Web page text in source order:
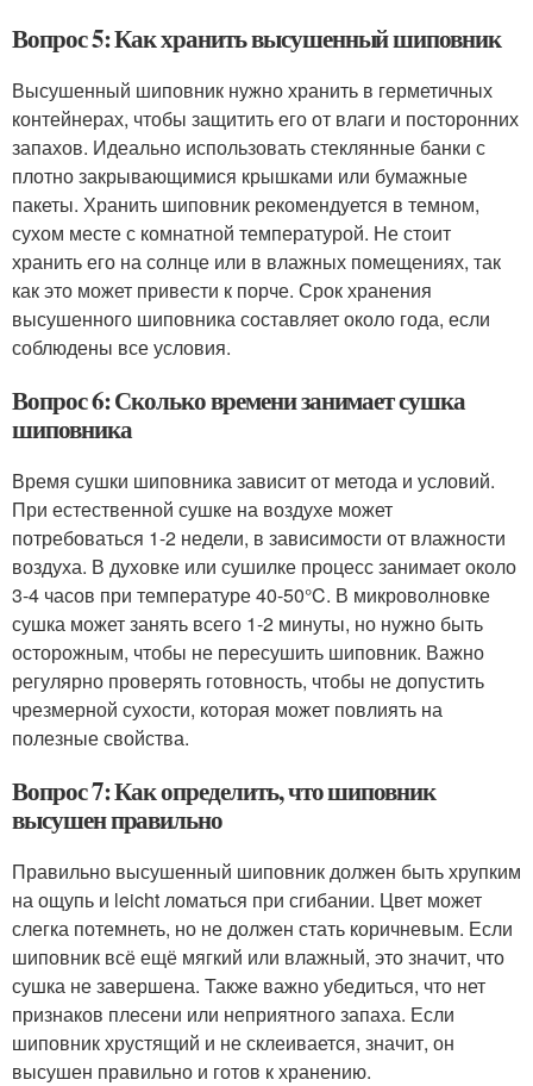
Вопрос 5: Как хранить высушенный шиповник
Высушенный шиповник нужно хранить в герметичных
контейнерах, чтобы защитить его от влаги и посторонних
запахов. Идеально использовать стеклянные банки с
плотно закрывающимися крышками или бумажные
пакеты. Хранить шиповник рекомендуется в темном,
сухом месте с комнатной температурой. Не стоит
хранить его на солнце или в влажных помещениях, так
как это может привести к порче. Срок хранения
высушенного шиповника составляет около года, если
соблюдены все условия.
Вопрос 6: Сколько времени занимает сушка
шиповника
Время сушки шиповника зависит от метода и условий.
При естественной сушке на воздухе может
потребоваться 1-2 недели, в зависимости от влажности
воздуха. В духовке или сушилке процесс занимает около
3-4 часов при температуре 40-50°C. В микроволновке
сушка может занять всего 1-2 минуты, но нужно быть
осторожным, чтобы не пересушить шиповник. Важно
регулярно проверять готовность, чтобы не допустить
чрезмерной сухости, которая может повлиять на
полезные свойства.
Вопрос 7: Как определить, что шиповник
высушен правильно
Правильно высушенный шиповник должен быть хрупким
на ощупь и leicht ломаться при сгибании. Цвет может
слегка потемнеть, но не должен стать коричневым. Если
шиповник всё ещё мягкий или влажный, это значит, что
сушка не завершена. Также важно убедиться, что нет
признаков плесени или неприятного запаха. Если
шиповник хрустящий и не склеивается, значит, он
высушен правильно и готов к хранению.